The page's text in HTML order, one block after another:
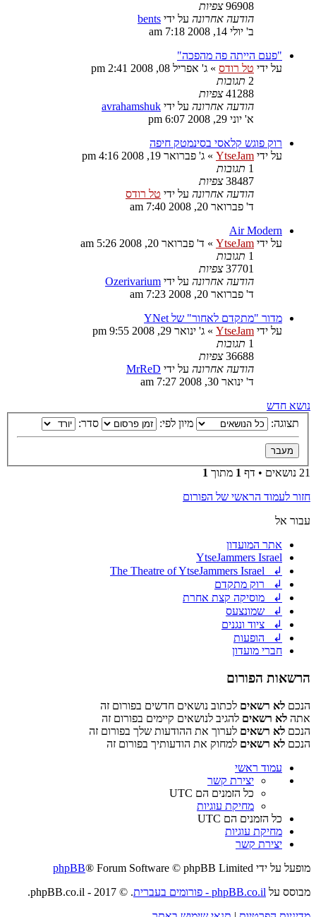
96908 צפיות
הודעה אחרונה על ידי bents
ב' יולי 14, 2008 7:18 am
"פעם הייתה פה מהפכה"
על ידי טל רודס » ג' אפריל 08, 2008 2:41 pm
2 תגובות
41288 צפיות
הודעה אחרונה על ידי avrahamshuk
א' יוני 29, 2008 6:07 pm
רוק פוגש קלאסי בסינמטק חיפה
על ידי YtseJam
» ג' פברואר 19, 2008 4:16 pm
1 תגובות
38487 צפיות
הודעה אחרונה על ידי טל רודס
ד' פברואר 20, 2008 7:40 am
Air Modern
על ידי YtseJam
» ד' פברואר 20, 2008 5:26 am
1 תגובות
37701 צפיות
הודעה אחרונה על ידי Ozerivarium
ד' פברואר 20, 2008 7:23 am
מדור "מתקדם לאחור" של YNet
על ידי YtseJam
» ג' ינואר 29, 2008 9:55 pm
1 תגובות
36688 צפיות
הודעה אחרונה על ידי MrReD
ד' ינואר 30, 2008 7:27 am
נושא חדש
תצוגה:
מיון לפי: סדר:
21 נושאים • דף 1 מתוך 1
חזור לעמוד הראשי של הפורום
עבור אל
אתר המועדון
YtseJammers Israel
↲ The Theatre of YtseJammers Israel
↲ רוק מתקדם
↲ מוסיקה קצת אחרת
↲ שמונצעס
↲ ציוד ונגנים
↲ הופעות
חברי מועדון
הרשאות הפורום
הנכם לא רשאים לכתוב נושאים חדשים בפורום זה
אתה לא רשאים להגיב לנושאים קיימים בפורום זה
הנכם לא רשאים לערוך את ההודעות שלך בפורום זה
הנכם לא רשאים למחוק את הודעותיך בפורום זה
עמוד ראשי
יצירת קשר
כל הזמנים הם UTC
מחיקת עוגיות
כל הזמנים הם UTC
מחיקת עוגיות
יצירת קשר
מופעל על ידי
phpBB® Forum Software © phpBB Limited
מבוסס על phpBB.co.il - פורומים בעברית
. © 2017 - phpBB.co.il.